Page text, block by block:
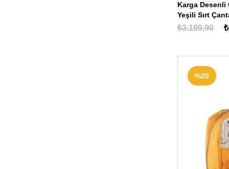
Karga Desenli
Yeşili Sırt
Okul)
₺3.199,90
%20